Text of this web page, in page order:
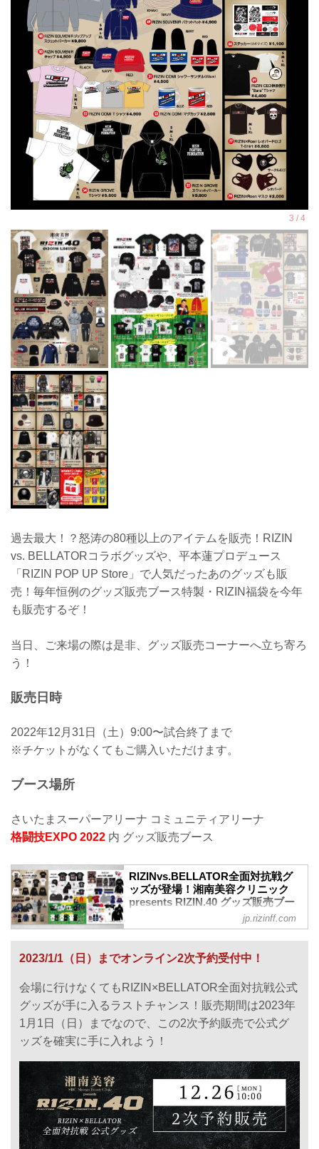
過去最大！？怒涛の80種以上のアイテムを販売！RIZIN
vs. BELLATORコラボグッズや、平本蓮プロデュース
「RIZIN POP UP Store」で人気だったあのグッズも販
売！毎年恒例のグッズ販売ブース特製・RIZIN福袋を今年
も販売するぞ！
当日、ご来場の際は是非、グッズ販売コーナーへ立ち寄ろ
う！
販売日時
2022年12月31日（土）9:00〜試合終了まで
※チケットがなくてもご購入いただけます。
ブース場所
さいたまスーパーアリーナ コミュニティアリーナ
格闘技EXPO 2022 内 グッズ販売ブース
RIZINvs.BELLATOR全面対抗戦グ
ッズが登場！湘南美容クリニック
presents RIZIN.40 グッズ販売ブー
ス情報 - RIZIN FIGHTING
FEDERATION オフィシャルサイト
ナで開催される湘南美容クリニック
報を公開！
毎年恒例のグッズ販売ブース特製・RIZIN
福袋を今年も販売！もれなく選手の直筆
サイン入りグッズや、新アイテムや限定
グッズが多数入っているぞ！
ーナーへ立ち寄ろう！
グッズ販売ブース 概要
グッズ販売コーナー主なラインナップ4
過去最大！？怒涛の80種以上のアイテム
を販売！RIZIN vs. BELLATORコラボグ
ッ...
jp.rizinff.com
2023/1/1（日）までオンライン2次予約受付中！
会場に行けなくてもRIZIN×BELLATOR全面対抗戦公式
グッズが手に入るラストチャンス！販売期間は2023年
1月1日（日）までなので、この2次予約販売で公式グ
ッズを確実に手に入れよう！